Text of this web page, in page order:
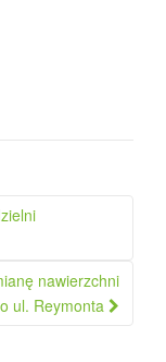
nawierzchni
ul. Reymonta